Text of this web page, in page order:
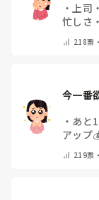
・上司
忙しさ
分にも
教えて
218票
今一番
・ あと
アップ
メント
219票・